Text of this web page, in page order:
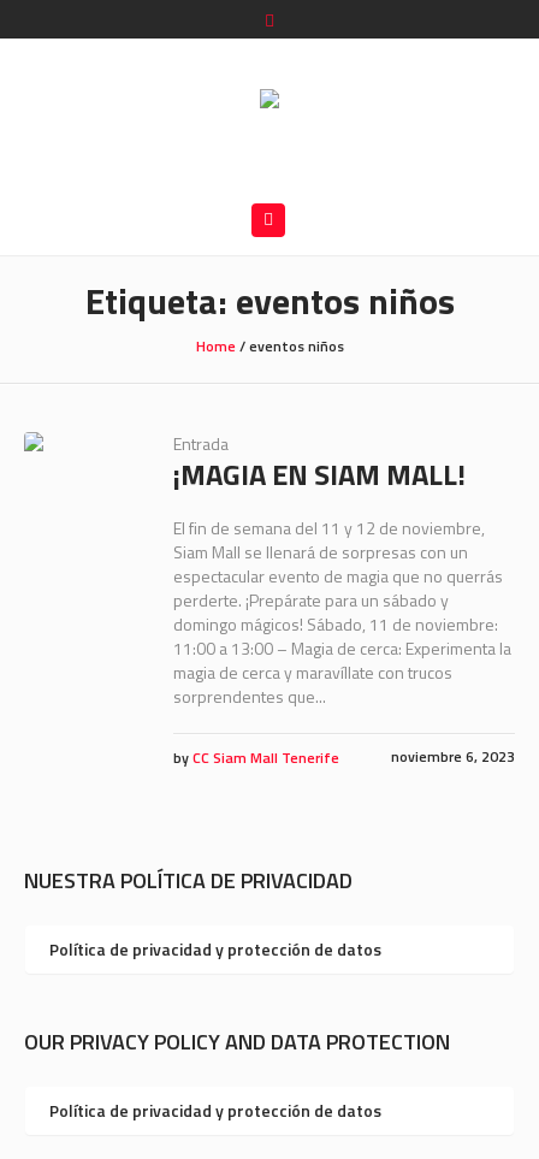
Etiqueta: eventos niños
Home/eventos niños
Entrada
¡MAGIA EN SIAM MALL!
El fin de semana del 11 y 12 de noviembre,
Siam Mall se llenará de sorpresas con un
espectacular evento de magia que no querrás
perderte. ¡Prepárate para un sábado y
domingo mágicos! Sábado, 11 de noviembre:
11:00 a 13:00 – Magia de cerca: Experimenta la
magia de cerca y maravíllate con trucos
sorprendentes que...
noviembre 6, 2023
byCC Siam Mall Tenerife
NUESTRA POLÍTICA DE PRIVACIDAD
Política de privacidad y protección de datos
OUR PRIVACY POLICY AND DATA PROTECTION
Política de privacidad y protección de datos